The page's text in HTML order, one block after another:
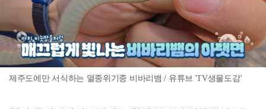
제주도에만 서식하는 멸종위기종 비바리뱀 / 유튜브 'TV생물도감'